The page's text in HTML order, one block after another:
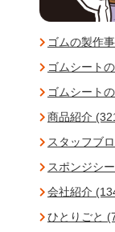
ゴムの製作
ゴムシート
ゴムシート
商品紹介
スタッフブ
スポンジシ
会社紹介
ひとりごと